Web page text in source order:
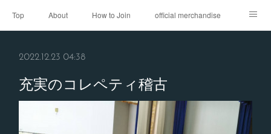
Top About How to Join official merchandise
2022.12.23 04:38
充実のコレペティ稽古